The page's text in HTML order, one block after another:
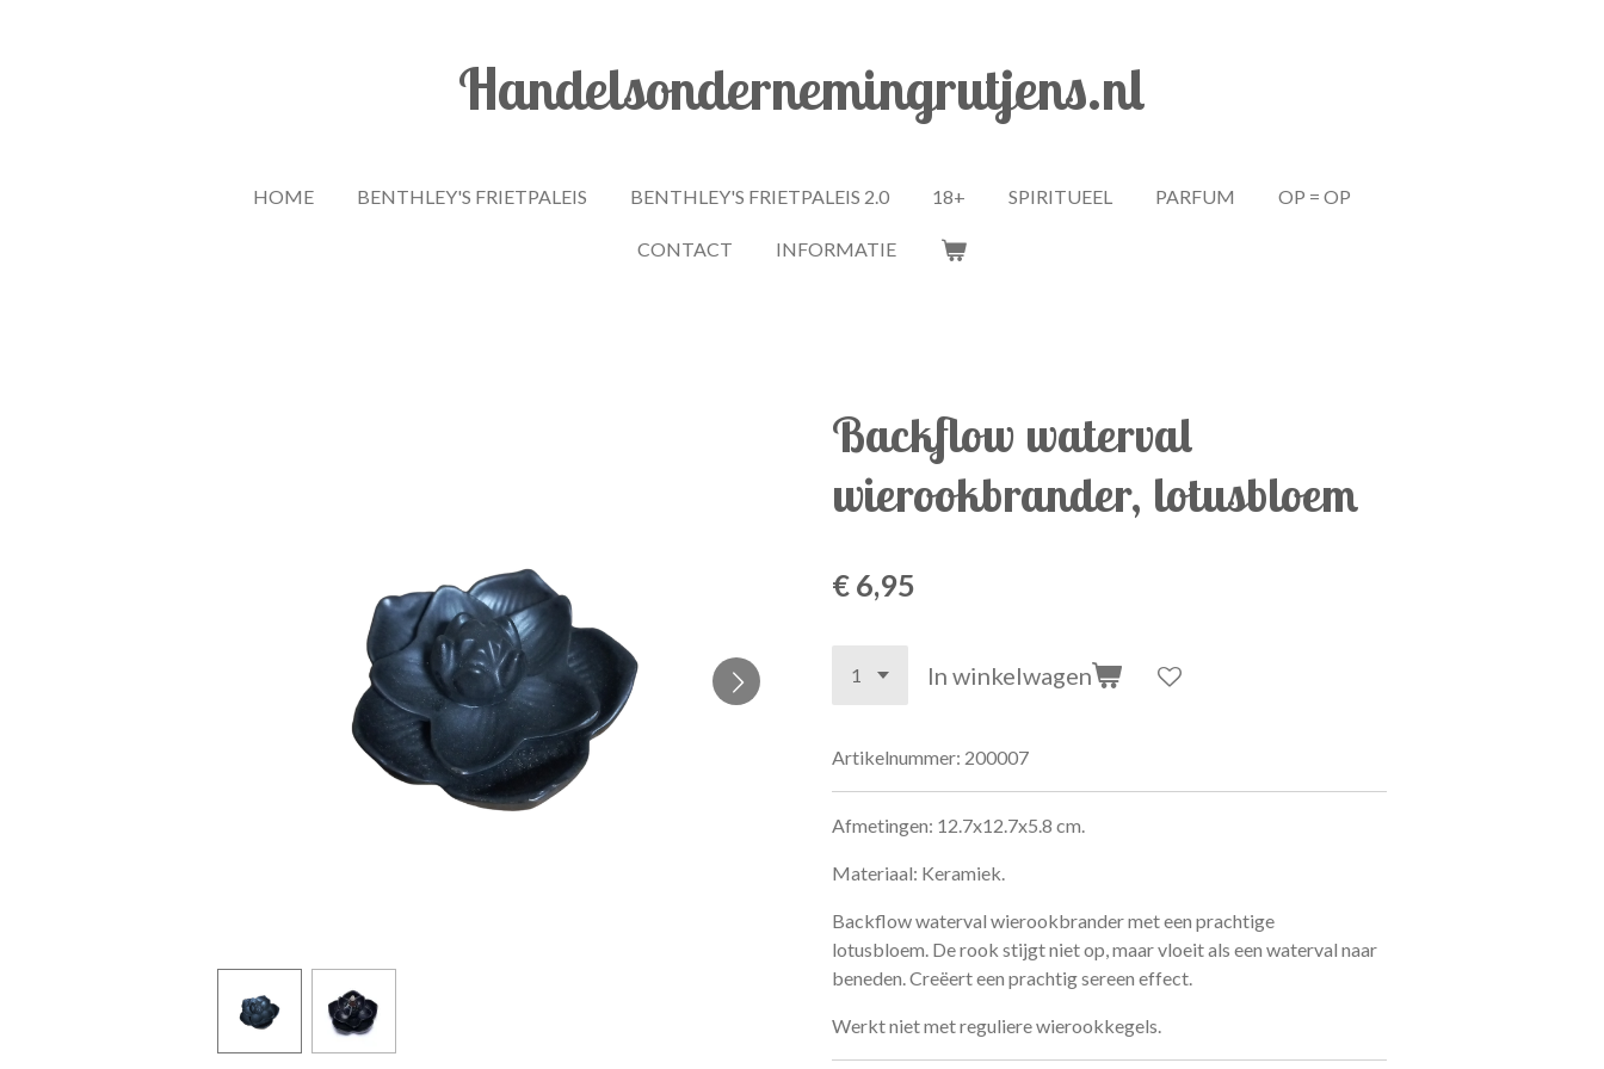
Handelsondernemingrutjens.nl
HOME BENTHLEY'S FRIETPALEIS BENTHLEY'S FRIETPALEIS 2.0 18+ SPIRITUEEL PARFUM OP = OP
CONTACT INFORMATIE
Backflow waterval
wierookbrander, lotusbloem
€ 6,95
In winkelwagen
Artikelnummer: 200007
Afmetingen: 12.7x12.7x5.8 cm.
Materiaal: Keramiek.
Backflow waterval wierookbrander met een prachtige
lotusbloem. De rook stijgt niet op, maar vloeit als een waterval naar
beneden. Creëert een prachtig sereen effect.
Werkt niet met reguliere wierookkegels.